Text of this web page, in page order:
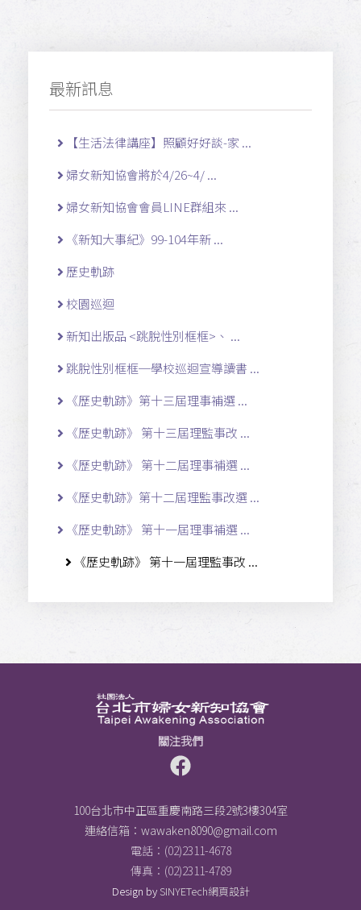
最新訊息
【生活法律講座】照顧好好談-家 ...
婦女新知協會將於4/26~4/ ...
婦女新知協會會員LINE群組來 ...
《新知大事紀》99-104年新 ...
歷史軌跡
校園巡迴
新知出版品 <跳脫性別框框>、 ...
跳脫性別框框─學校巡迴宣導讀書 ...
《歷史軌跡》第十三屆理事補選 ...
《歷史軌跡》 第十三屆理監事改 ...
《歷史軌跡》 第十二屆理事補選 ...
《歷史軌跡》第十二屆理監事改選 ...
《歷史軌跡》 第十一屆理事補選 ...
《歷史軌跡》 第十一屆理監事改 ...
關注我們
100台北市中正區重慶南路三段2號3樓304室
連絡信箱： wawaken8090@gmail.com
電話：(02)2311-4678
傳真：(02)2311-4789
Design by SINYETech網頁設計